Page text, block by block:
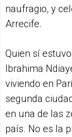
naufragio, y
Arrecife.
Quien sí
Ibrahima
viviendo en
segunda
en una de las
país. No es la